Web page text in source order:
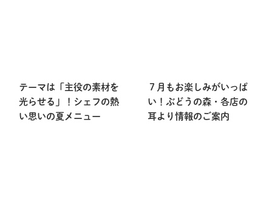
テーマは「主役の素材を
光らせる」！シェフの熱
い思いの夏メニュー
７月もお楽しみがいっぱ
い！ぶどうの森・各店の
耳より情報のご案内